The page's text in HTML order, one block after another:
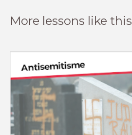
More lessons like this